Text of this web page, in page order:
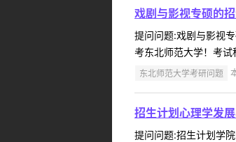
戏剧与影视专硕的
提问问题:戏剧与影视
考东北师范大学！考
东北师范大学考研问题
招生计划心理学发
提问问题:招生计划学